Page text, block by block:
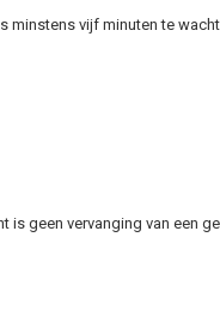
vijf minuten te
geen vervanging van een